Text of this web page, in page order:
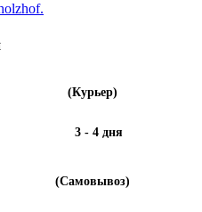
(Курьер)
3 - 4 дня
(Самовывоз)